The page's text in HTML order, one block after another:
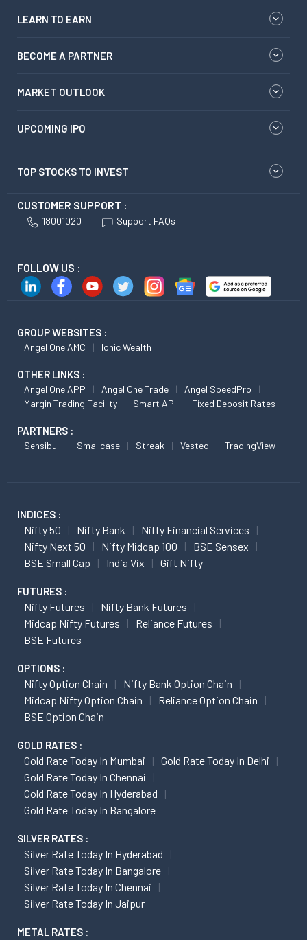
LEARN TO EARN
BECOME A PARTNER
MARKET OUTLOOK
UPCOMING IPO
TOP STOCKS TO INVEST
CUSTOMER SUPPORT :
18001020 Support FAQs
FOLLOW US :
GROUP WEBSITES :
Angel One AMC Ionic Wealth
OTHER LINKS :
Angel One APP Angel One Trade
Angel SpeedPro
Margin Trading Facility
Smart API Fixed Deposit Rates
PARTNERS :
Sensibull Smallcase Streak Vested TradingView
INDICES :
Nifty 50 Nifty Bank
Nifty Financial Services
Nifty Next 50
Nifty Midcap 100
BSE Sensex
BSE Small Cap
India Vix Gift Nifty
FUTURES :
Nifty Futures
Nifty Bank Futures
Midcap Nifty Futures
Reliance Futures
BSE Futures
OPTIONS :
Nifty Option Chain
Nifty Bank Option Chain
Midcap Nifty Option Chain
Reliance Option Chain
BSE Option Chain
GOLD RATES :
Gold Rate Today In Mumbai
Gold Rate Today In Delhi
Gold Rate Today In Chennai
Gold Rate Today In Hyderabad
Gold Rate Today In Bangalore
SILVER RATES :
Silver Rate Today In Hyderabad
Silver Rate Today In Bangalore
Silver Rate Today In Chennai
Silver Rate Today In Jaipur
METAL RATES :